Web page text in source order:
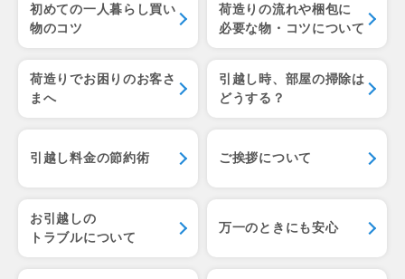
初めての一人暮らし買い
物のコツ
荷造りの流れや梱包に
必要な物・コツについて
荷造りでお困りのお客さ
まへ
引越し時、部屋の掃除は
どうする？
引越し料金の節約術 ご挨拶について
お引越しの
トラブルについて
万一のときにも安心